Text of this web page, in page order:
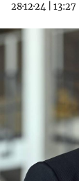
28·12·24
13:27